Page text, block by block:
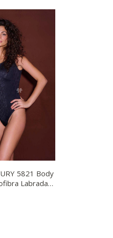
5821 Body
Labrada